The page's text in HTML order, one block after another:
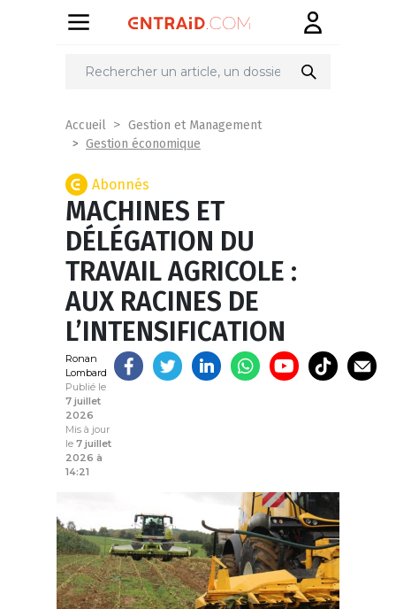
Partager
Accueil
Gestion et Management
Gestion économique
Abonnés
MACHINES ET
DÉLÉGATION DU
TRAVAIL AGRICOLE :
AUX RACINES DE
L’INTENSIFICATION
Ronan
Lombard
Publié le
7 juillet
2026
Mis à jour
le 7 juillet
2026 à
14:21